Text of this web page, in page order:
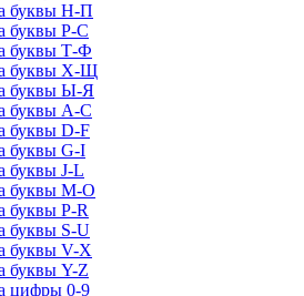
буквы Н-П
буквы Р-С
буквы Т-Ф
буквы Х-Щ
буквы Ы-Я
буквы A-C
буквы D-F
буквы G-I
буквы J-L
буквы M-O
буквы P-R
буквы S-U
буквы V-X
буквы Y-Z
цифры 0-9